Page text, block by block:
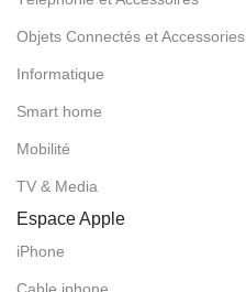
Objets Connectés et Accessories
Informatique
Smart home
Mobilité
TV & Media
Espace Apple
iPhone
Cable iphone